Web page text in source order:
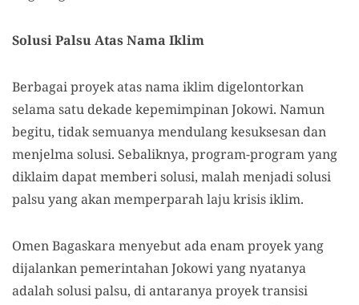
Solusi Palsu Atas Nama Iklim
Berbagai proyek atas nama iklim digelontorkan
selama satu dekade kepemimpinan Jokowi. Namun
begitu, tidak semuanya mendulang kesuksesan dan
menjelma solusi. Sebaliknya, program-program yang
diklaim dapat memberi solusi, malah menjadi solusi
palsu yang akan memperparah laju krisis iklim.
Omen Bagaskara menyebut ada enam proyek yang
dijalankan pemerintahan Jokowi yang nyatanya
adalah solusi palsu, di antaranya proyek transisi